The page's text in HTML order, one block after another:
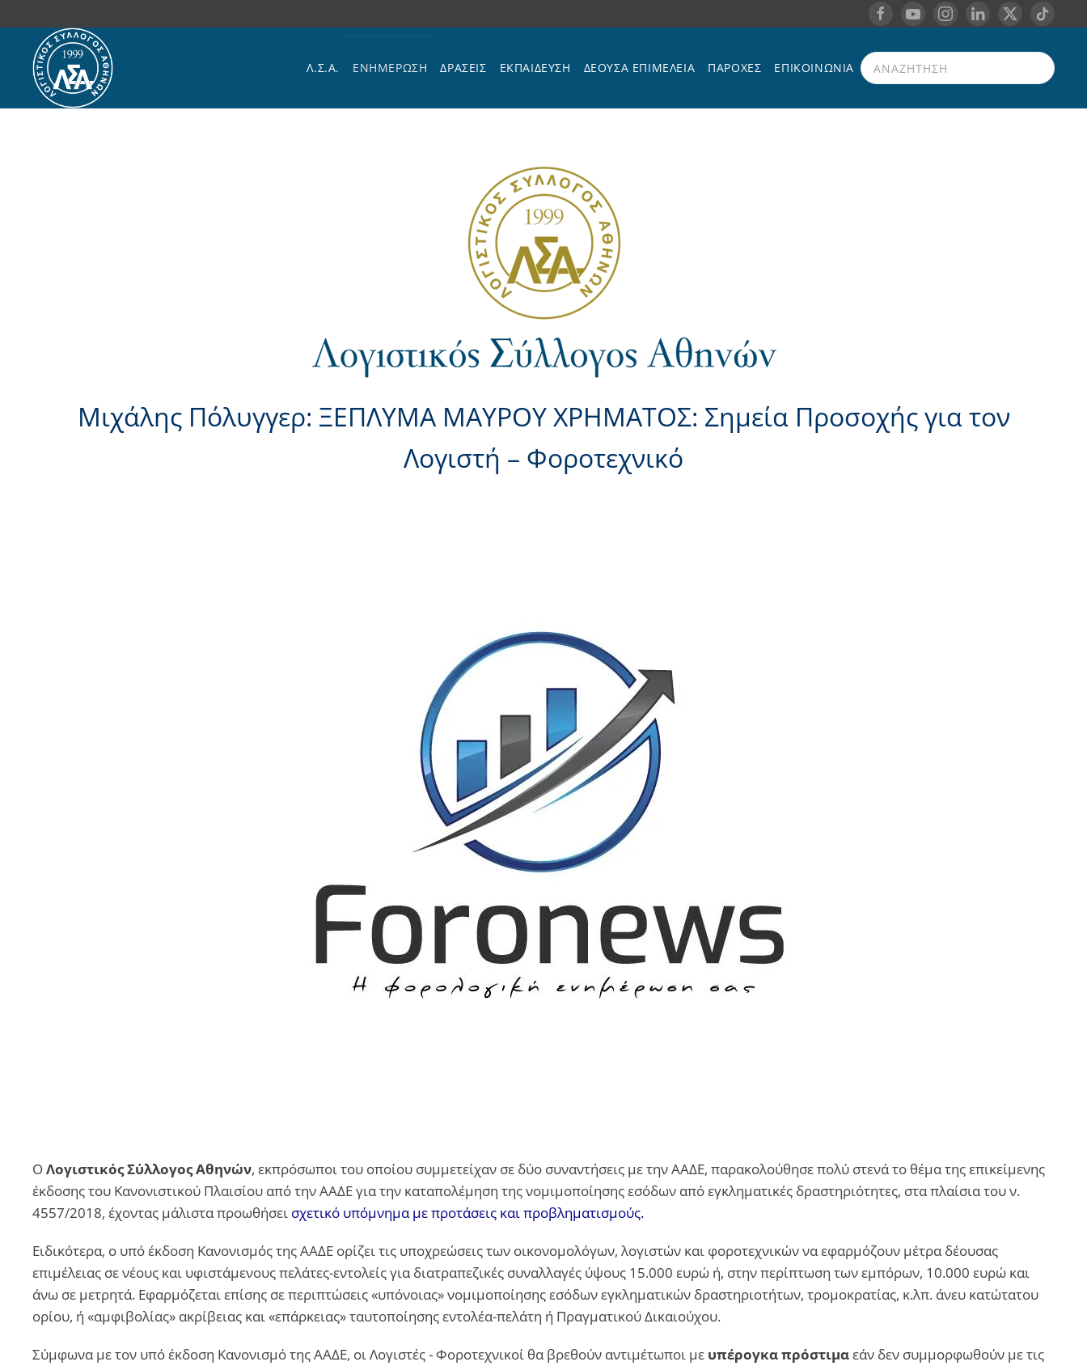
Skip to main content
Λ.Σ.Α. ΕΝΗΜΕΡΩΣΗ ΔΡΑΣΕΙΣ ΕΚΠΑΊΔΕΥΣΗ ΔΕΟΥΣΑ ΕΠΙΜΕΛΕΙΑ ΠΑΡΟΧΈΣ
ΕΠΙΚΟΙΝΩΝΊΑ
Μιχάλης Πόλυγγερ: ΞΕΠΛΥΜΑ ΜΑΥΡΟΥ ΧΡΗΜΑΤΟΣ: Σημεία Προσοχής για τον
Λογιστή – Φοροτεχνικό
ΟΛογιστικός Σύλλογος Αθηνών, εκπρόσωποι του οποίου συμμετείχαν σε δύο συναντήσεις με την ΑΑΔΕ, παρακολούθησε πολύ στενά το θέμα της επικείμενης
έκδοσης του Κανονιστικού Πλαισίου από την ΑΑΔΕ για την καταπολέμηση της νομιμοποίησης εσόδων από εγκληματικές δραστηριότητες, στα πλαίσια του ν.
4557/2018, έχοντας μάλιστα προωθήσει σχετικό υπόμνημα με προτάσεις και προβληματισμούς.
Ειδικότερα, ο υπό έκδοση Κανονισμός της ΑΑΔΕ ορίζει τις υποχρεώσεις των οικονομολόγων, λογιστών και φοροτεχνικών να εφαρμόζουν μέτρα δέουσας
επιμέλειας σε νέους και υφιστάμενους πελάτες-εντολείς για διατραπεζικές συναλλαγές ύψους 15.000 ευρώ ή, στην περίπτωση των εμπόρων, 10.000 ευρώ και
άνω σε μετρητά. Εφαρμόζεται επίσης σε περιπτώσεις «υπόνοιας» νομιμοποίησης εσόδων εγκληματικών δραστηριοτήτων, τρομοκρατίας, κ.λπ. άνευ κατώτατου
ορίου, ή «αμφιβολίας» ακρίβειας και «επάρκειας» ταυτοποίησης εντολέα-πελάτη ή Πραγματικού Δικαιούχου.
Σύμφωνα με τον υπό έκδοση Κανονισμό της ΑΑΔΕ, οι Λογιστές - Φοροτεχνικοί θα βρεθούν αντιμέτωποι με υπέρογκα πρόστιμαεάν δεν συμμορφωθούν με τις